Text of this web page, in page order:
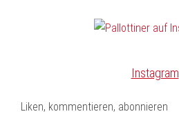
Instagram
Liken, kommentieren, abonnieren